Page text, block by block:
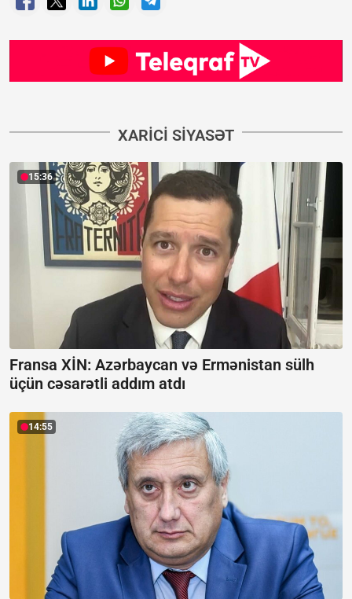
XARICI SIYASƏT
15:36
Fransa XİN: Azərbaycan və Ermənistan sülh
üçün cəsarətli addım atdı
14:55